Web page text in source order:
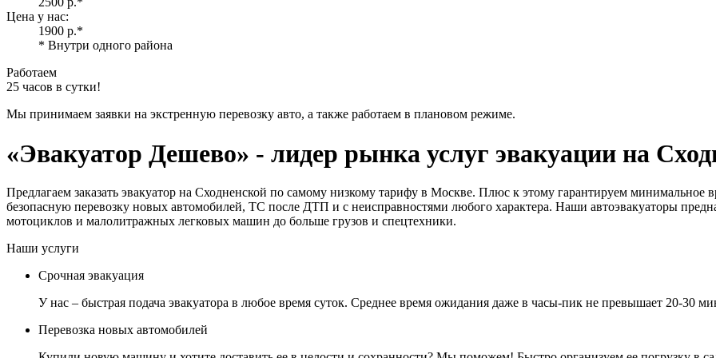
Цена у нас:
1900 р.*
* Внутри одного района
Работаем
25 часов в сутки!
Мы принимаем заявки на экстренную перевозку авто, а также работаем в плановом режиме.
«Эвакуатор Дешево» - лидер рынка услуг эвакуации на
Предлагаем заказать эвакуатор на Сходненской по самому низкому тарифу в Москве. Плюс к этому гарантируем
безопасную перевозку новых автомобилей, ТС после ДТП и с неисправностями любого характера. Наши автоэвакуаторы
мотоциклов и малолитражных легковых машин до больше грузов и спецтехники.
Наши услуги
Срочная эвакуация
У нас – быстрая подача эвакуатора в любое время суток. Среднее время ожидания даже в часы-пик не превышает 20-30
Перевозка новых автомобилей